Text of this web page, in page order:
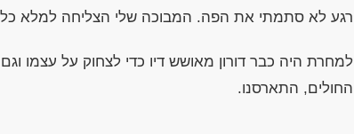
רגע לא סתמתי את הפה. המבוכה שלי הצליחה למלא
למחרת היה כבר דורון מאושש דיו כדי לצחוק על עצמו
החולים, התארסנו.